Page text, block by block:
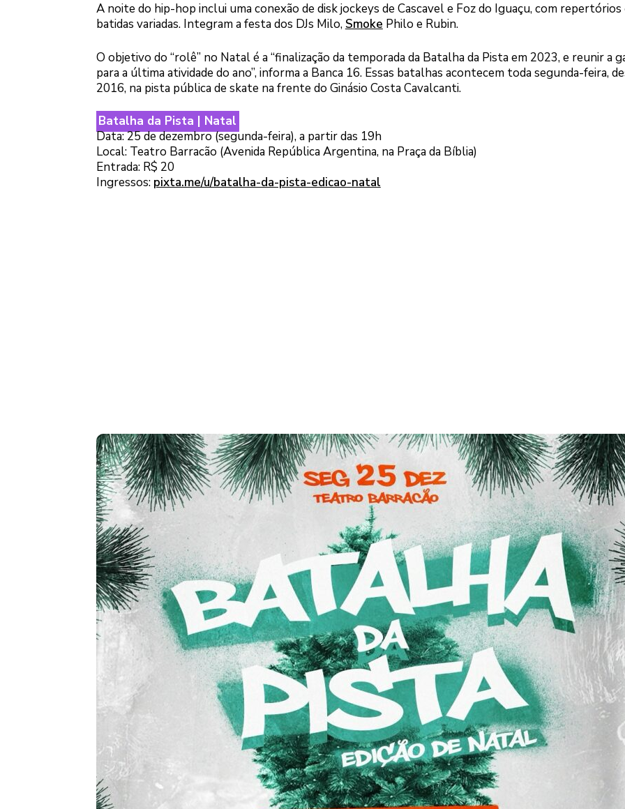
A noite do hip-hop inclui uma conexão de disk jockeys de Cascavel e Foz do Iguaçu, com repertórios
batidas variadas. Integram a festa dos DJs Milo, Smoke Philo e Rubin.
O objetivo do “rolê” no Natal é a “finalização da temporada da Batalha da Pista em 2023, e reunir a
para a última atividade do ano”, informa a Banca 16. Essas batalhas acontecem toda segunda-feira,
2016, na pista pública de skate na frente do Ginásio Costa Cavalcanti.
Batalha da Pista | Natal
Data: 25 de dezembro (segunda-feira), a partir das 19h
Local: Teatro Barracão (Avenida República Argentina, na Praça da Bíblia)
Entrada: R$ 20
Ingressos: pixta.me/u/batalha-da-pista-edicao-natal